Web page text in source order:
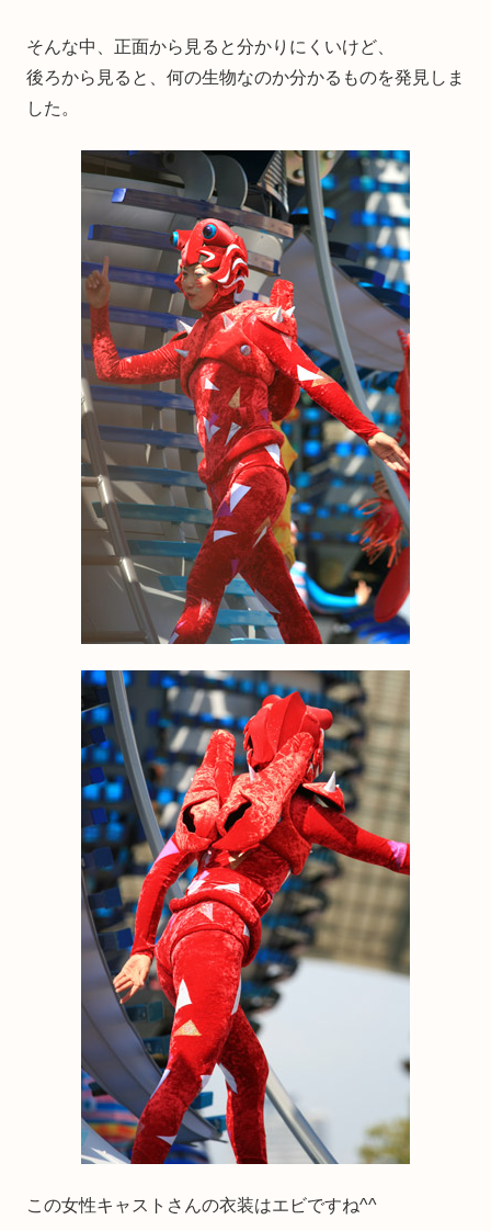
そんな中、正面から見ると分かりにくいけど、
後ろから見ると、何の生物なのか分かるものを発見しま
した。
この女性キャストさんの衣装はエビですね^^